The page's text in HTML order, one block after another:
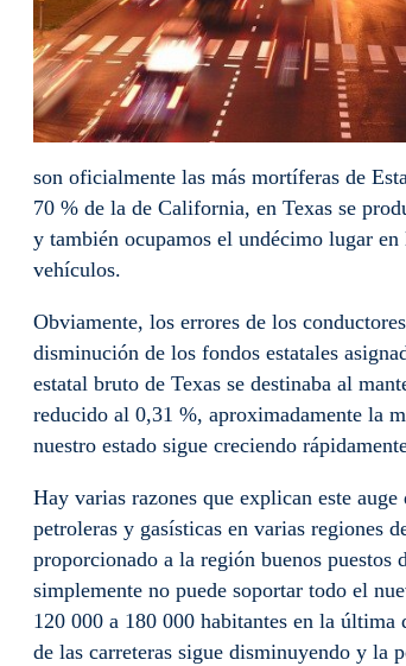
son oficialmente las más mortíferas de
70 % de la de California, en Texas se
y también ocupamos el undécimo lugar
vehículos.
Obviamente, los errores de los
disminución de los fondos estatales
estatal bruto de Texas se destinaba al
reducido al 0,31 %, aproximadamente la
nuestro estado sigue creciendo
Hay varias razones que explican este
petroleras y gasísticas en varias regiones
proporcionado a la región buenos
simplemente no puede soportar todo el
120 000 a 180 000 habitantes en la última
de las carreteras sigue disminuyendo y la